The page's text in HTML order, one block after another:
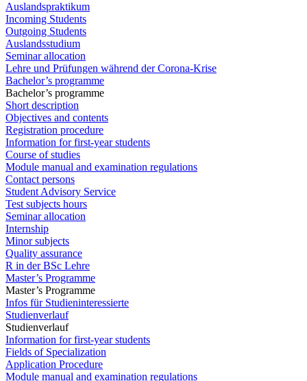
Auslandspraktikum
Incoming Students
Outgoing Students
Auslandsstudium
Seminar allocation
Lehre und Prüfungen während der Corona-Krise
Bachelor’s programme
Bachelor’s programme
Short description
Objectives and contents
Registration procedure
Information for first-year students
Course of studies
Module manual and examination regulations
Contact persons
Student Advisory Service
Test subjects hours
Seminar allocation
Internship
Minor subjects
Quality assurance
R in der BSc Lehre
Master’s Programme
Master’s Programme
Infos für Studieninteressierte
Studienverlauf
Studienverlauf
Information for first-year students
Fields of Specialization
Application Procedure
Module manual and examination regulations